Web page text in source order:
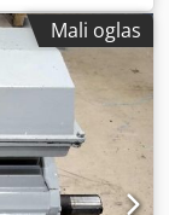
Mali oglas